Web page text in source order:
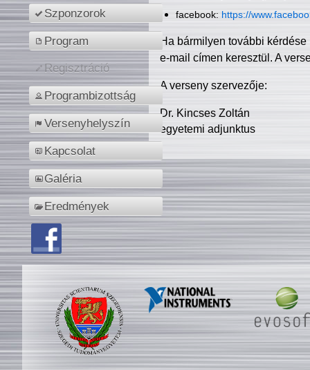
Szponzorok
Program
Regisztráció
Programbizottság
Versenyhelyszín
Kapcsolat
Galéria
Eredmények
facebook: https://
Ha bármilyen további
e-mail címen keresztül. A
A verseny szervezője:
Dr. Kincses Zoltán
egyetemi adjunktus